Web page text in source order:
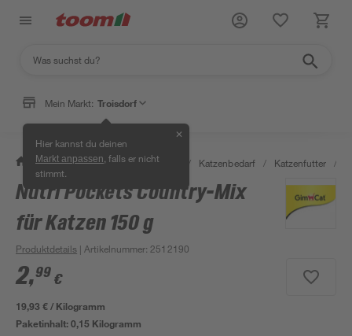
Mein Markt: Troisdorf
Hier kannst du deinen
Markt anpassen , falls er nicht
stimmt.
✕
/ Garten & Freizeit / Tierbedarf / Katzenbedarf / Katzenfutter /
Nutri Pockets Country-Mix
für Katzen 150 g
Produktdetails | Artikelnummer: 2512190
2,99 €
19,93 € / Kilogramm
Paketinhalt:0,15 Kilogramm